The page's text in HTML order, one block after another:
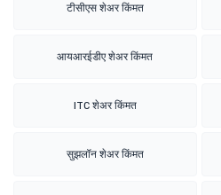
टीसीएस शेअर किंमत
आयआरईडीए शेअर किंमत
ITC शेअर किंमत
सुझलॉन शेअर किंमत